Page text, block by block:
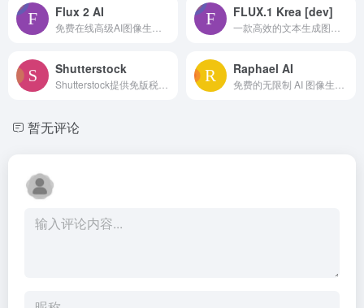
Flux 2 AI FLUX.1 Krea [dev]
Shutterstock Raphael AI
暂无评论